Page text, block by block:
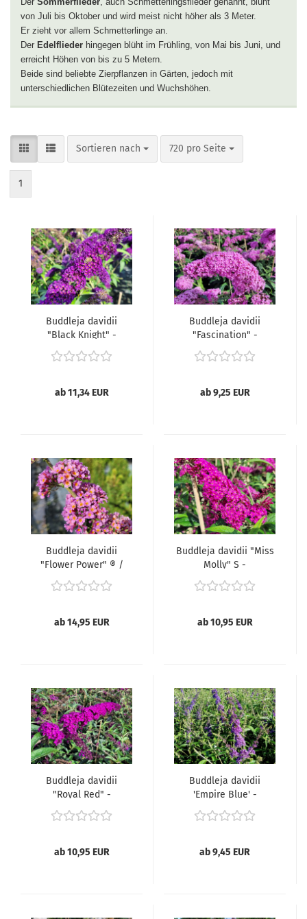
von Juli bis Oktober und wird meist nicht höher als 3 Meter.
Er zieht vor allem Schmetterlinge an.
Der Edelflieder hingegen blüht im Frühling, von Mai bis Juni, und
erreicht Höhen von bis zu 5 Metern.
Beide sind beliebte Zierpflanzen in Gärten, jedoch mit
unterschiedlichen Blütezeiten und Wuchshöhen.
Sortieren nach
Sortieren nach 720 pro Seite
pro Seite
1
Buddleja davidii
"Black Knight" -
(Sommerflieder "Black
Knight"),
ab 11,34 EUR
Buddleja davidii
"Fascination" -
(Sommerflieder
"Fascination"),
ab 9,25 EUR
Buddleja davidii
"Flower Power" ® /
"Bicolor" -
(Sommerflieder
"Bicolor"),
ab 14,95 EUR
Buddleja davidii "Miss
Molly" S -
Sommerflieder "Miss
Molly" S),
ab 10,95 EUR
Buddleja davidii
"Royal Red" -
(Sommerflieder "Royal
Red"),
ab 10,95 EUR
Buddleja davidii
'Empire Blue' -
(Sommerflieder
'Empire Blue'),
ab 9,45 EUR